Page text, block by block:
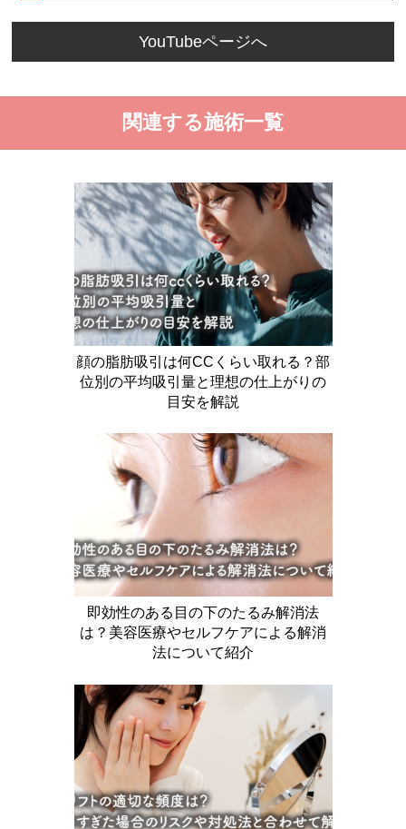
YouTubeページへ
関連する施術一覧
顔の脂肪吸引は何CCくらい取れる？部
位別の平均吸引量と理想の仕上がりの
目安を解説
即効性のある目の下のたるみ解消法
は？美容医療やセルフケアによる解消
法について紹介